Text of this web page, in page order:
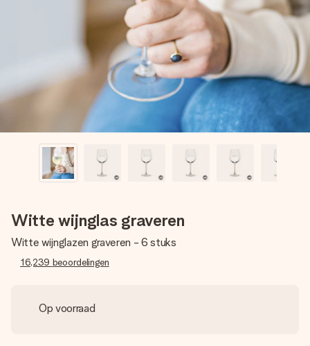
Je maakt in een paar stappen iets unieks – met haar naam,
jullie foto of een boodschap die raakt. Zonder gedoe, maar
met alle aandacht voor het moment.
Witte wijnglas graveren
Witte wijnglazen graveren - 6 stuks
16,239 beoordelingen
Op voorraad